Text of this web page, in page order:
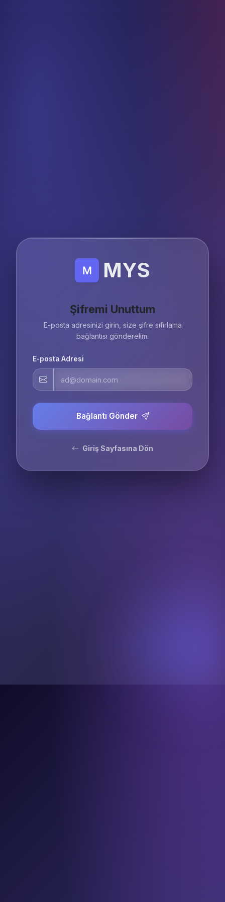
MYS
Şifremi Unuttum
E-posta adresinizi girin, size şifre sıfırlama
bağlantısı gönderelim.
E-posta Adresi
Bağlantı Gönder
Giriş Sayfasına Dön